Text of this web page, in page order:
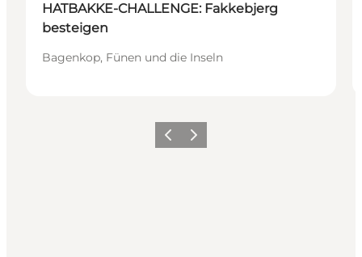
HATBAKKE-CHALLENGE: Fakkebjerg
besteigen
Bagenkop, Fünen und die Inseln
ZurückWeiter